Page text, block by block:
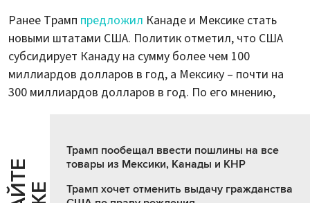
Ранее Трамп предложил Канаде и Мексике стать
новыми штатами США. Политик отметил, что США
субсидирует Канаду на сумму более чем 100
миллиардов долларов в год, а Мексику – почти на
300 миллиардов долларов в год. По его мнению,
Трамп пообещал ввести пошлины на все
товары из Мексики, Канады и КНР
Трамп хочет отменить выдачу гражданства